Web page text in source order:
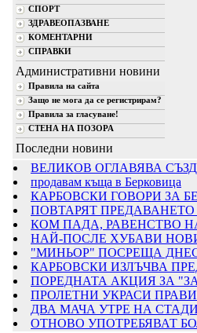
СПОРТ
ЗДРАВЕОПАЗВАНЕ
КОМЕНТАРНИ
СПРАВКИ
Административни новини
Правила на сайта
Защо не мога да се регистрирам?
Правила за гласуване!
СТЕНА НА ПОЗОРА
Последни новини
ВЕЛИКОВ ОГЛАВЯВА
продавам къща в Берковица
КАРБОВСКИ ГОВОРИ ЗА
ПОВТАРЯТ
КОМ ПАДА, РАВЕНСТВО
НАЙ-ПОСЛЕ ХУБАВИ
"МИНЬОР" ПОСРЕЩА
КАРБОВСКИ ИЗЛЪЧВА
ПОРЕДНАТА АКЦИЯ ЗА
ПРОЛЕТНИ УКРАСИ
ДВА МАЧА УТРЕ НА
ОТНОВО УПОТРЕБЯВАТ